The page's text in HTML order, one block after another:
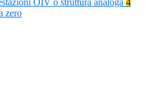
OIV o struttura analoga 4
zero